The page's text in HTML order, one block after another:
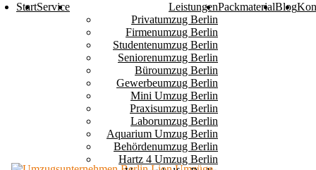
StartService
Leistungen
Privatumzug Berlin
Firmenumzug Berlin
Studentenumzug Berlin
Seniorenumzug Berlin
Büroumzug Berlin
Gewerbeumzug Berlin
Mini Umzug Berlin
Praxisumzug Berlin
Laborumzug Berlin
Aquarium Umzug Berlin
Behördenumzug Berlin
Hartz 4 Umzug Berlin
PackmaterialBlog